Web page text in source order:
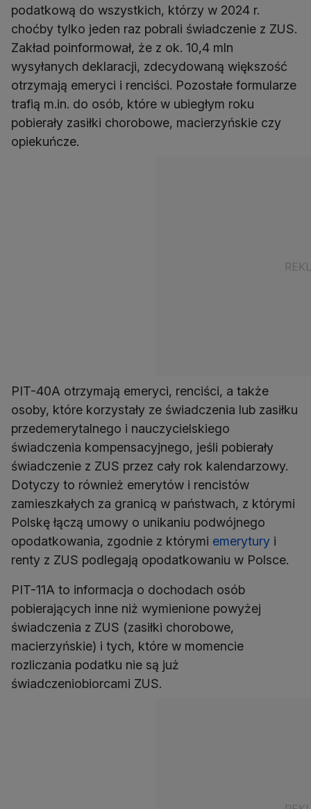
podatkową do wszystkich, którzy w 2024 r.
choćby tylko jeden raz pobrali świadczenie z ZUS.
Zakład poinformował, że z ok. 10,4 mln
wysyłanych deklaracji, zdecydowaną większość
otrzymają emeryci i renciści. Pozostałe formularze
trafią m.in. do osób, które w ubiegłym roku
pobierały zasiłki chorobowe, macierzyńskie czy
PIT-40A otrzymają emeryci, renciści, a także
osoby, które korzystały ze świadczenia lub zasiłku
przedemerytalnego i nauczycielskiego
świadczenia kompensacyjnego, jeśli pobierały
świadczenie z ZUS przez cały rok kalendarzowy.
Dotyczy to również emerytów i rencistów
zamieszkałych za granicą w państwach, z którymi
Polskę łączą umowy o unikaniu podwójnego
opodatkowania, zgodnie z którymi emerytury i
PIT-11A to informacja o dochodach osób
pobierających inne niż wymienione powyżej
świadczenia z ZUS (zasiłki chorobowe,
macierzyńskie) i tych, które w momencie
rozliczania podatku nie są już